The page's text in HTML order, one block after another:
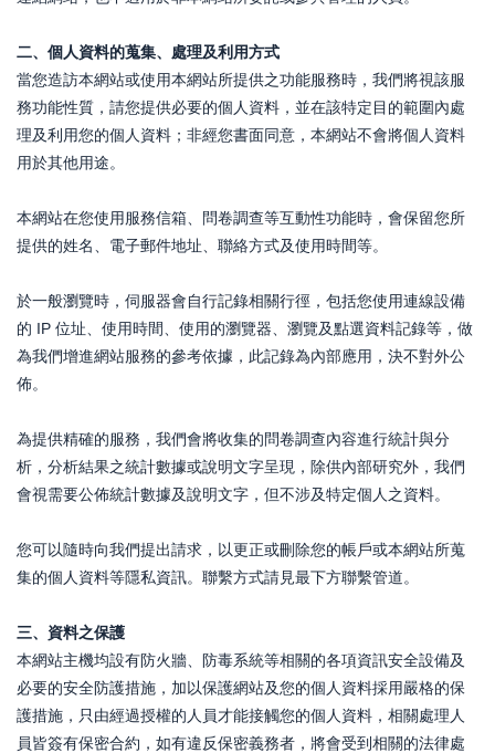
二、個人資料的蒐集、處理及利用方式
當您造訪本網站或使用本網站所提供之功能服務時，我們將視該服
務功能性質，請您提供必要的個人資料，並在該特定目的範圍內處
理及利用您的個人資料；非經您書面同意，本網站不會將個人資料
用於其他用途。
本網站在您使用服務信箱、問卷調查等互動性功能時，會保留您所
提供的姓名、電子郵件地址、聯絡方式及使用時間等。
於一般瀏覽時，伺服器會自行記錄相關行徑，包括您使用連線設備
的 IP 位址、使用時間、使用的瀏覽器、瀏覽及點選資料記錄等，做
為我們增進網站服務的參考依據，此記錄為內部應用，決不對外公
佈。
為提供精確的服務，我們會將收集的問卷調查內容進行統計與分
析，分析結果之統計數據或說明文字呈現，除供內部研究外，我們
會視需要公佈統計數據及說明文字，但不涉及特定個人之資料。
您可以隨時向我們提出請求，以更正或刪除您的帳戶或本網站所蒐
集的個人資料等隱私資訊。聯繫方式請見最下方聯繫管道。
三、資料之保護
本網站主機均設有防火牆、防毒系統等相關的各項資訊安全設備及
必要的安全防護措施，加以保護網站及您的個人資料採用嚴格的保
護措施，只由經過授權的人員才能接觸您的個人資料，相關處理人
員皆簽有保密合約，如有違反保密義務者，將會受到相關的法律處